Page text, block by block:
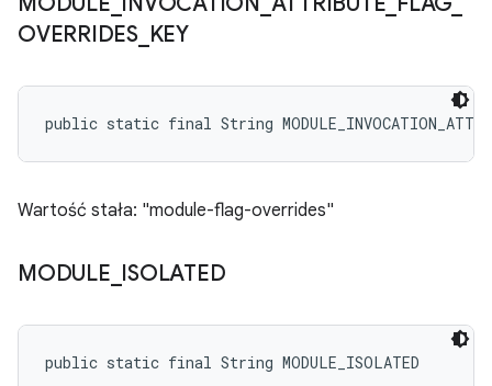
OVERRIDES_ KEY
public static final String
Wartość stała: "module-flag-overrides"
MODULE ISOLATED
public static final String MODULE_ISOLATED